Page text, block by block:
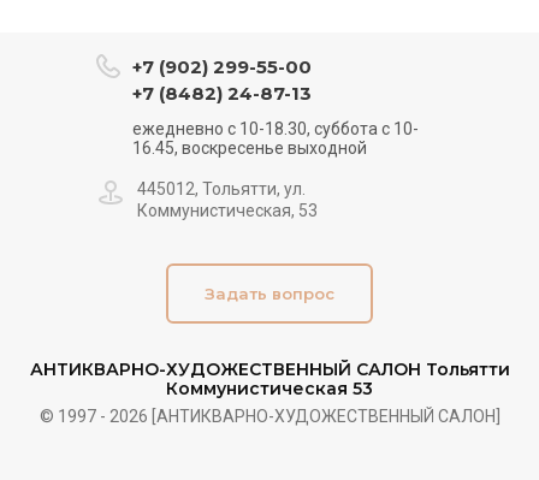
АНТИКВАРНО-ХУДОЖЕСТВЕННЫЙ САЛОН Тольятти
Коммунистическая 53
© 1997 - 2026 [АНТИКВАРНО-ХУДОЖЕСТВЕННЫЙ САЛОН]
+7 (902) 299-55-00
+7 (8482) 24-87-13
ежедневно с 10-18.30, суббота с 10-
16.45, воскресенье выходной
445012, Тольятти, ул.
Коммунистическая, 53
Задать вопрос